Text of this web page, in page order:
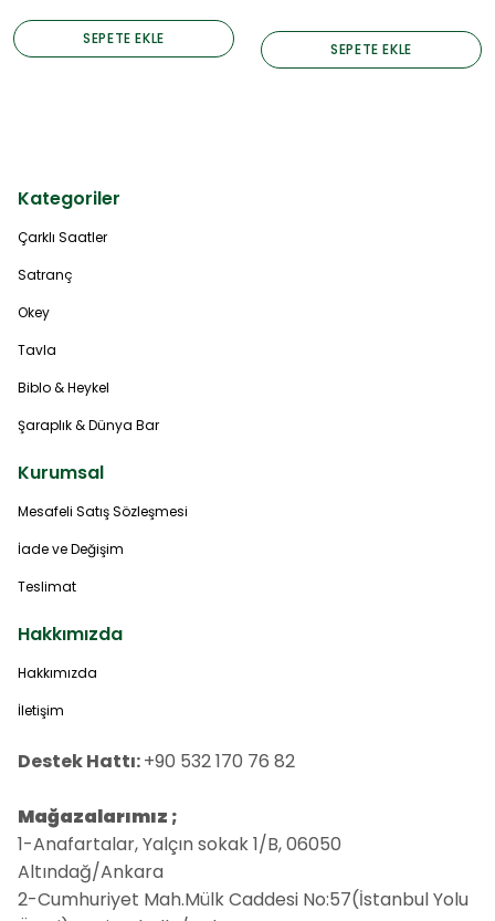
SEPETE EKLE
SEPETE EKLE
Kategoriler
Çarklı Saatler
Satranç
Okey
Tavla
Biblo & Heykel
Şaraplık & Dünya Bar
Kurumsal
Mesafeli Satış Sözleşmesi
İade ve Değişim
Teslimat
Hakkımızda
Hakkımızda
İletişim
Destek Hattı:+90 532 170 76 82
Mağazalarımız ;
1-Anafartalar, Yalçın sokak 1/B, 06050
Altındağ/Ankara
2-Cumhuriyet Mah.Mülk Caddesi No:57(İstanbul Yolu